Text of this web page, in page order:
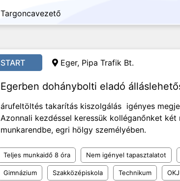
Targoncavezető
START Eger, Pipa Trafik Bt.
Egerben dohánybolti eladó
árufeltöltés takarítás kiszolgálás igényes
Azonnali kezdéssel keressük kolléganőnket két
munkarendbe, egri hölgy személyében.
Teljes munkaidő 8 óra Nem igényel tapasztalatot
Gimnázium Szakközépiskola Technikum OKJ